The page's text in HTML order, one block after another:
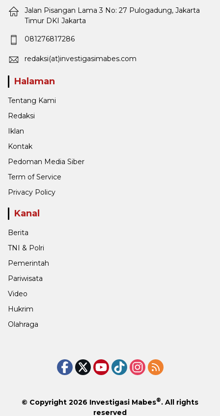
Jalan Pisangan Lama 3 No: 27 Pulogadung, Jakarta
Timur DKI Jakarta
081276817286
redaksi(at)investigasimabes.com
Halaman
Tentang Kami
Redaksi
Iklan
Kontak
Pedoman Media Siber
Term of Service
Privacy Policy
Kanal
Berita
TNI & Polri
Pemerintah
Pariwisata
Video
Hukrim
Olahraga
© Copyright 2026 Investigasi Mabes®. All rights
reserved